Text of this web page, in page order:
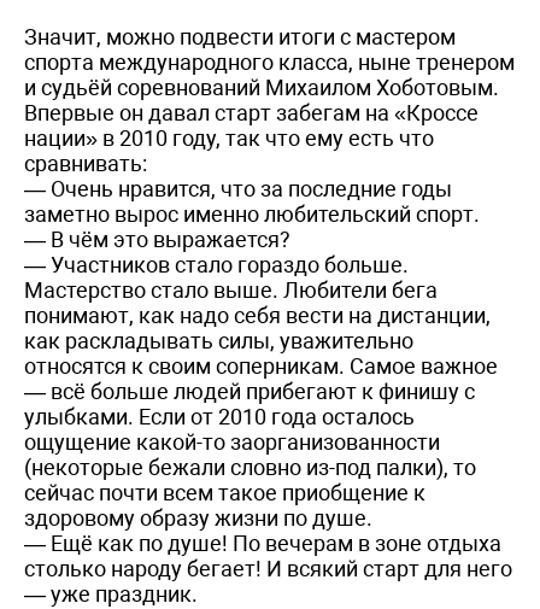
Значит, можно подвести итоги с мастером
спорта международного класса, ныне тренером
и судьёй соревнований Михаилом Хоботовым.
Впервые он давал старт забегам на «Кроссе
нации» в 2010 году, так что ему есть что
сравнивать:
— Очень нравится, что за последние годы
заметно вырос именно любительский спорт.
— В чём это выражается?
— Участников стало гораздо больше.
Мастерство стало выше. Любители бега
понимают, как надо себя вести на дистанции,
как раскладывать силы, уважительно
относятся к своим соперникам. Самое важное
— всё больше людей прибегают к финишу с
улыбками. Если от 2010 года осталось
ощущение какой-то заорганизованности
(некоторые бежали словно из-под палки), то
сейчас почти всем такое приобщение к
здоровому образу жизни по душе.
— Ещё как по душе! По вечерам в зоне отдыха
столько народу бегает! И всякий старт для него
— уже праздник.